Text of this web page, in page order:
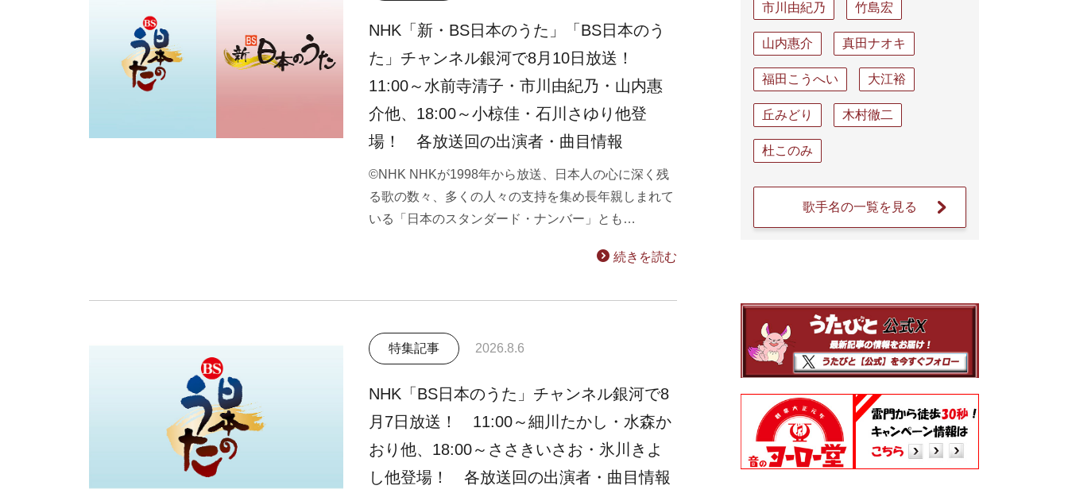
NHK「新・BS日本のうた」「BS日本のう
た」チャンネル銀河で8月10日放送！
11:00～水前寺清子・市川由紀乃・山内惠
介他、18:00～小椋佳・石川さゆり他登
場！ 各放送回の出演者・曲目情報
©NHK NHKが1998年から放送、日本人の心に深く残
る歌の数々、多くの人々の支持を集め長年親しまれて
いる「日本のスタンダード・ナンバー」とも…
続きを読む
特集記事 2026.8.6
NHK「BS日本のうた」チャンネル銀河で8
月7日放送！ 11:00～細川たかし・水森か
おり他、18:00～ささきいさお・氷川きよ
し他登場！ 各放送回の出演者・曲目情報
市川由紀乃 竹島宏
山内惠介 真田ナオキ
福田こうへい 大江裕
丘みどり 木村徹二
杜このみ
歌手名の一覧を見る